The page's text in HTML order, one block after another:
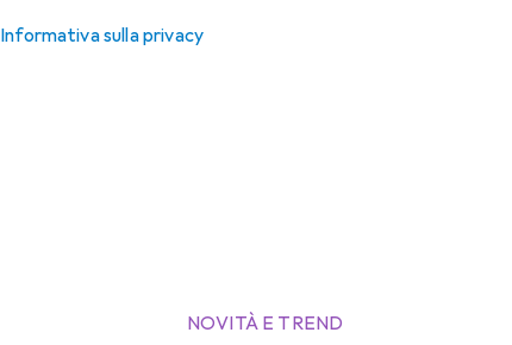
Informativa sulla privacy
NOVITÀ E TREND